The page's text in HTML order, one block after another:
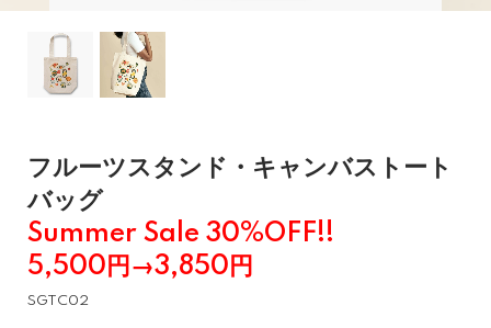
フルーツスタンド・キャンバストート
バッグ
Summer Sale 30%OFF!!
5,500円→3,850円
SGTC02